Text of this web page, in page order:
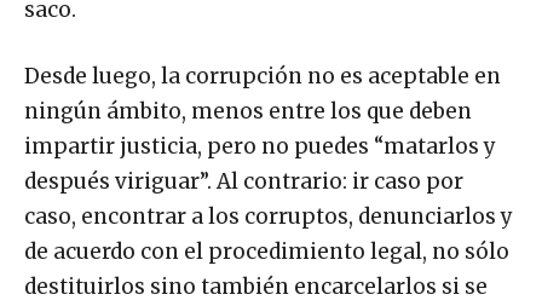
saco.
Desde luego, la corrupción no es aceptable en
ningún ámbito, menos entre los que deben
impartir justicia, pero no puedes “matarlos y
después viriguar”. Al contrario: ir caso por
caso, encontrar a los corruptos, denunciarlos y
de acuerdo con el procedimiento legal, no sólo
destituirlos sino también encarcelarlos si se